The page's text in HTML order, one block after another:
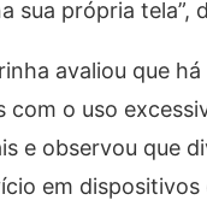
sua própria tela”,
avaliou que
com o uso
e observou que
em dispositivos